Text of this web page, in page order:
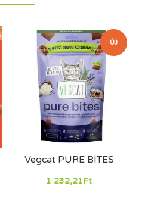
ÚJ
Vegcat PURE BITES
1 232,21Ft